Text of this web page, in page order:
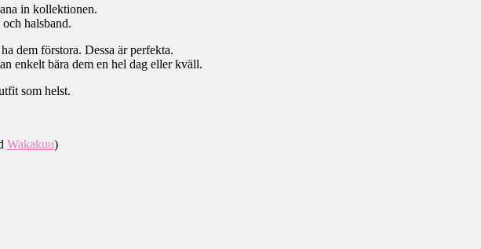
in kollektionen.
halsband.
dem förstora. Dessa är perfekta.
enkelt bära dem en hel dag eller kväll.
som helst.
Wakakuu)